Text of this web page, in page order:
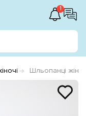
1
Шльопанці